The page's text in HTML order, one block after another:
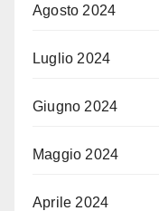
Agosto 2024
Luglio 2024
Giugno 2024
Maggio 2024
Aprile 2024